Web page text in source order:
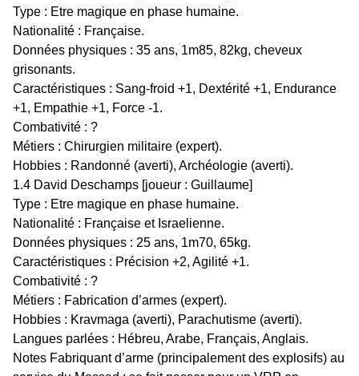
Type : Etre magique en phase humaine.
Nationalité : Française.
Données physiques : 35 ans, 1m85, 82kg, cheveux
grisonants.
Caractéristiques : Sang-froid +1, Dextérité +1, Endurance
+1, Empathie +1, Force -1.
Combativité : ?
Métiers : Chirurgien militaire (expert).
Hobbies : Randonné (averti), Archéologie (averti).
1.4 David Deschamps [joueur : Guillaume]
Type : Etre magique en phase humaine.
Nationalité : Française et Israelienne.
Données physiques : 25 ans, 1m70, 65kg.
Caractéristiques : Précision +2, Agilité +1.
Combativité : ?
Métiers : Fabrication d’armes (expert).
Hobbies : Kravmaga (averti), Parachutisme (averti).
Langues parlées : Hébreu, Arabe, Français, Anglais.
Notes Fabriquant d’arme (principalement des explosifs) au